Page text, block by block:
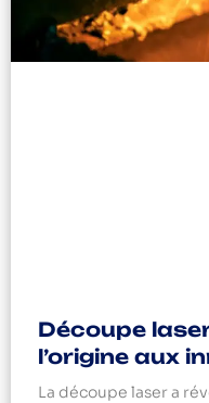
Découpe
l’origine aux
La découpe laser a